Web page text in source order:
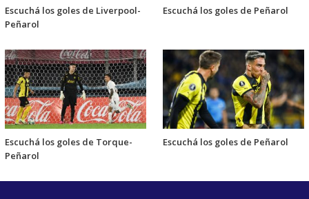
Escuchá los goles de Liverpool-
Peñarol
Escuchá los goles de Peñarol
Escuchá los goles de Torque-
Peñarol
Escuchá los goles de Peñarol